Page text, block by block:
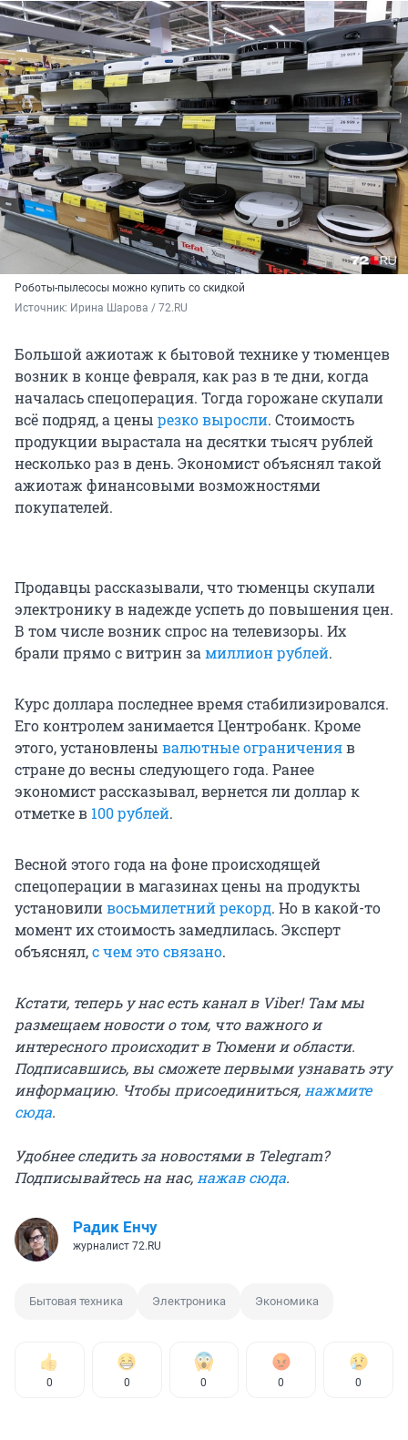
Роботы-пылесосы можно купить со скидкой
Источник: Ирина Шарова / 72.RU
Большой ажиотаж к бытовой технике у тюменцев
возник в конце февраля, как раз в те дни, когда
началась спецоперация. Тогда горожане скупали
всё подряд, а цены резко выросли. Стоимость
продукции вырастала на десятки тысяч рублей
несколько раз в день. Экономист объяснял такой
ажиотаж финансовыми возможностями
покупателей.
Продавцы рассказывали, что тюменцы скупали
электронику в надежде успеть до повышения цен.
В том числе возник спрос на телевизоры. Их
брали прямо с витрин за миллион рублей.
Курс доллара последнее время стабилизировался.
Его контролем занимается Центробанк. Кроме
этого, установлены валютные ограниченияв
стране до весны следующего года. Ранее
экономист рассказывал, вернется ли доллар к
отметке в 100 рублей.
Весной этого года на фоне происходящей
спецоперации в магазинах цены на продукты
установиливосьмилетний рекорд. Но в какой-то
момент их стоимость замедлилась. Эксперт
объяснял,с чем это связано.
Кстати, теперь у нас есть канал в Viber! Там мы
размещаем новости о том, что важного и
интересного происходит в Тюмени и области.
Подписавшись, вы сможете первыми узнавать эту
информацию. Чтобы присоединиться, нажмите
сюда.
Удобнее следить за новостями в Telegram?
Подписывайтесь на нас, нажав сюда.
Радик Енчу
журналист 72.RU
Бытовая техника Электроника Экономика
0 0 0 0 0